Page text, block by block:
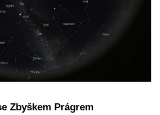
Zbyškem Prágrem